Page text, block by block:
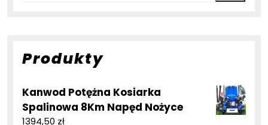
Produkty
Kanwod Potężna Kosiarka
Spalinowa 8Km Napęd Nożyce
1394,50 zł